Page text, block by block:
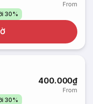
From
30%
400.000₫
From
30%